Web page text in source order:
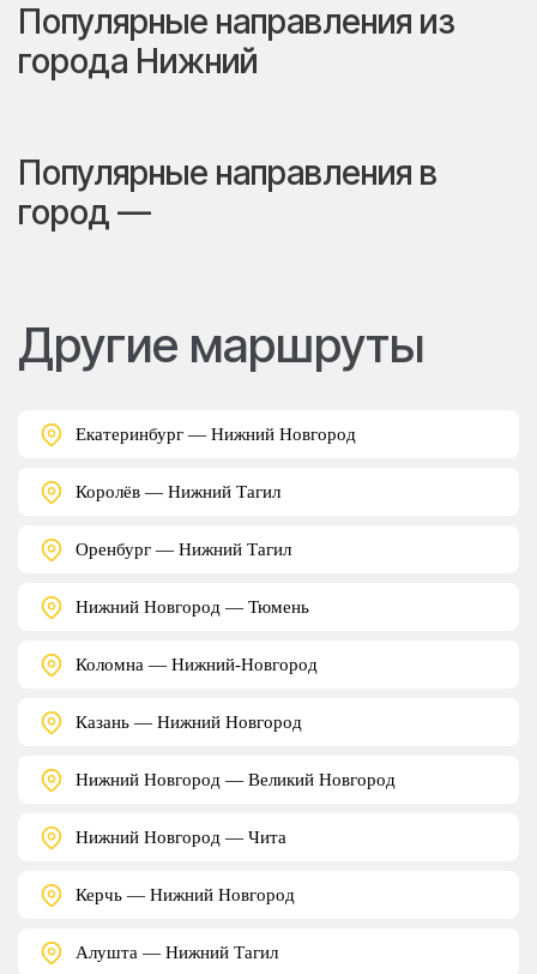
Популярные направления из
города Нижний
Популярные направления в
город —
Другие маршруты
Екатеринбург — Нижний Новгород
Королёв — Нижний Тагил
Оренбург — Нижний Тагил
Нижний Новгород — Тюмень
Коломна — Нижний-Новгород
Казань — Нижний Новгород
Нижний Новгород — Великий Новгород
Нижний Новгород — Чита
Керчь — Нижний Новгород
Алушта — Нижний Тагил